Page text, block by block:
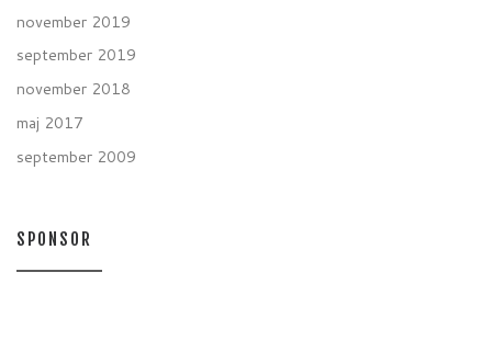
november 2019
september 2019
november 2018
maj 2017
september 2009
SPONSOR